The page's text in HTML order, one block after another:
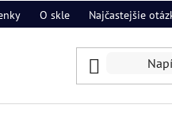
O skle Najčastejšie